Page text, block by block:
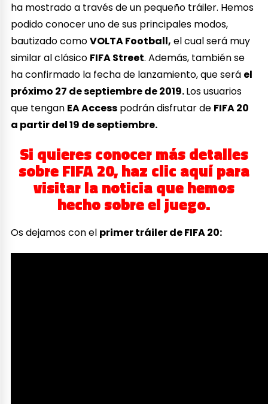
ha mostrado a través de un pequeño tráiler. Hemos
podido conocer uno de sus principales modos,
bautizado comoVOLTA Football, el cual será muy
similar al clásico FIFA Street. Además, también se
ha confirmado la fecha de lanzamiento, que será el
próximo 27 de septiembre de 2019.Los usuarios
que tengan EA Access podrán disfrutar de FIFA 20
a partir del 19 de septiembre.
Si quieres conocer más detalles
sobre FIFA 20, haz clic aquí para
visitar la noticia que hemos
hecho sobre el juego.
Os dejamos con el primer tráiler de FIFA 20: